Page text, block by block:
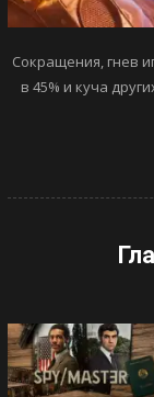
Сокращения, гнев
в 45% и куча